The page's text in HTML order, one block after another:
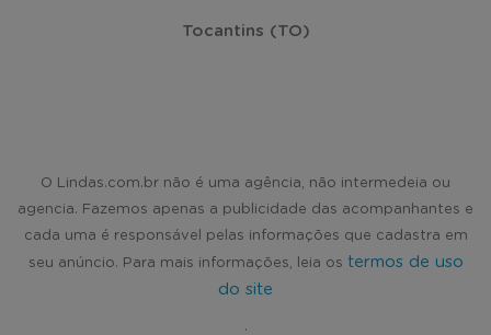
Tocantins (TO)
O Lindas.com.br não é uma agência, não intermedeia ou
agencia. Fazemos apenas a publicidade das acompanhantes e
cada uma é responsável pelas informações que cadastra em
seu anúncio. Para mais informações, leia os termos de uso
do site
.